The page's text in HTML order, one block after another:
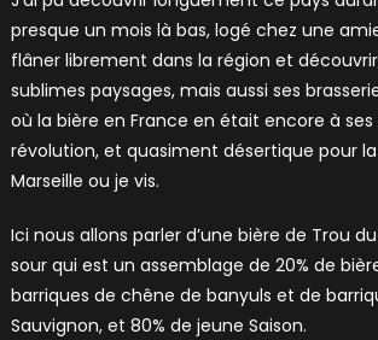
presque un mois là bas, logé chez une
flâner librement dans la région et
sublimes paysages, mais aussi ses
où la bière en France en était encore à
révolution, et quasiment désertique pour
Marseille ou je vis.
Ici nous allons parler d’une bière de Trou
sour qui est un assemblage de 20% de
barriques de chêne de banyuls et de
Sauvignon, et 80% de jeune Saison.